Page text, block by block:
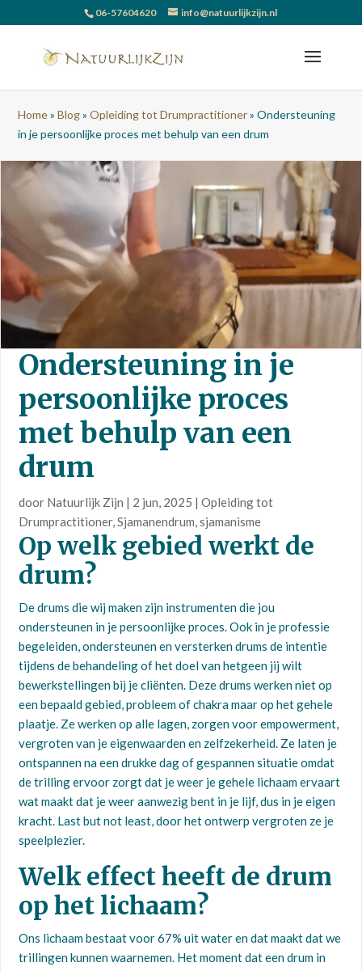
06-57604620 info@natuurlijkzijn.nl
Home»Blog»Opleiding tot Drumpractitioner»Ondersteuning
in je persoonlijke proces met behulp van een drum
Ondersteuning in je
persoonlijke proces
met behulp van een
drum
door Natuurlijk Zijn | 2 jun, 2025 |Opleiding tot
Drumpractitioner,Sjamanendrum,sjamanisme
Op welk gebied werkt de
drum?
De drums die wij maken zijn instrumenten die jou
ondersteunen in je persoonlijke proces. Ook in je professie
begeleiden, ondersteunen en versterken drums de intentie
tijdens de behandeling of het doel van hetgeen jij wilt
bewerkstellingen bij je cliënten. Deze drums werken niet op
een bepaald gebied, probleem of chakra maar op het gehele
plaatje. Ze werken op alle lagen, zorgen voor empowerment,
vergroten van je eigenwaarden en zelfzekerheid. Ze laten je
ontspannen na een drukke dag of gespannen situatie omdat
de trilling ervoor zorgt dat je weer je gehele lichaam ervaart
wat maakt dat je weer aanwezig bent in je lijf, dus in je eigen
kracht. Last but not least, door het ontwerp vergroten ze je
speelplezier.
Welk effect heeft de drum
op het lichaam?
Ons lichaam bestaat voor 67% uit water en dat maakt dat we
trillingen kunnen waarnemen. Het moment dat een drum in